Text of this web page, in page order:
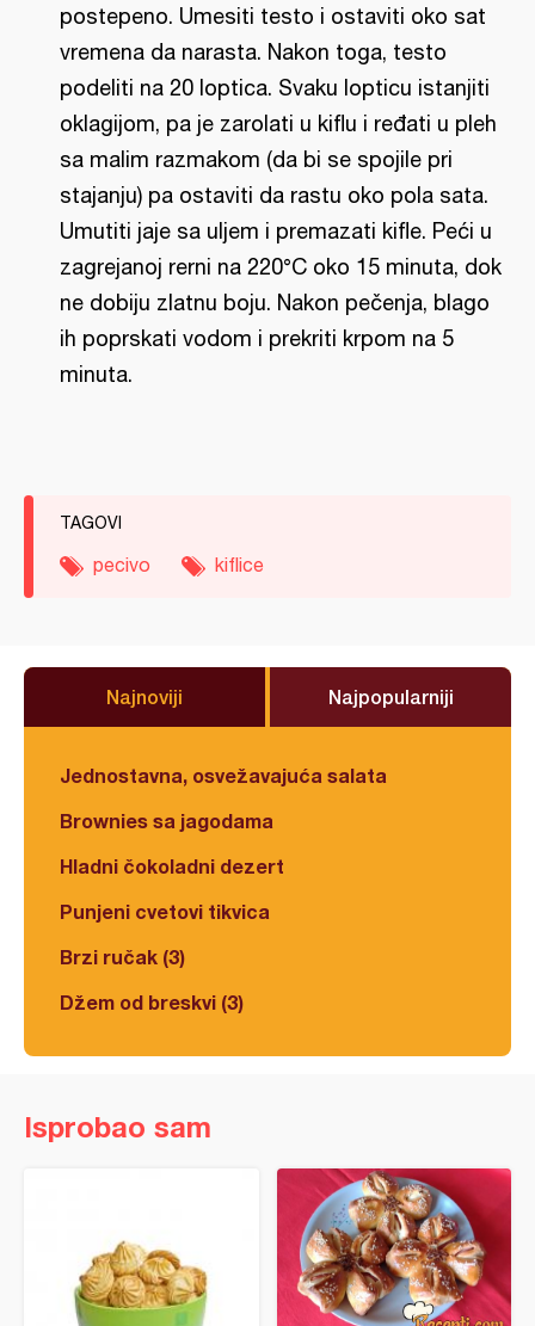
postepeno. Umesiti testo i ostaviti oko sat
vremena da narasta. Nakon toga, testo
podeliti na 20 loptica. Svaku lopticu istanjiti
oklagijom, pa je zarolati u kiflu i ređati u pleh
sa malim razmakom (da bi se spojile pri
stajanju) pa ostaviti da rastu oko pola sata.
Umutiti jaje sa uljem i premazati kifle. Peći u
zagrejanoj rerni na 220°C oko 15 minuta, dok
ne dobiju zlatnu boju. Nakon pečenja, blago
ih poprskati vodom i prekriti krpom na 5
minuta.
TAGOVI
pecivo kiflice
Najnoviji Najpopularniji
Jednostavna, osvežavajuća salata
Brownies sa jagodama
Hladni čokoladni dezert
Punjeni cvetovi tikvica
Brzi ručak (3)
Džem od breskvi (3)
Isprobao sam